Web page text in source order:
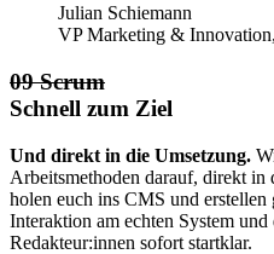
Julian Schiemann
VP Marketing &
09 Scrum
Schnell zum Ziel
Und direkt in die Umsetzung.
Arbeitsmethoden darauf, direkt
holen euch ins CMS und erstellen
Interaktion am echten System
Redakteur:innen sofort startklar.